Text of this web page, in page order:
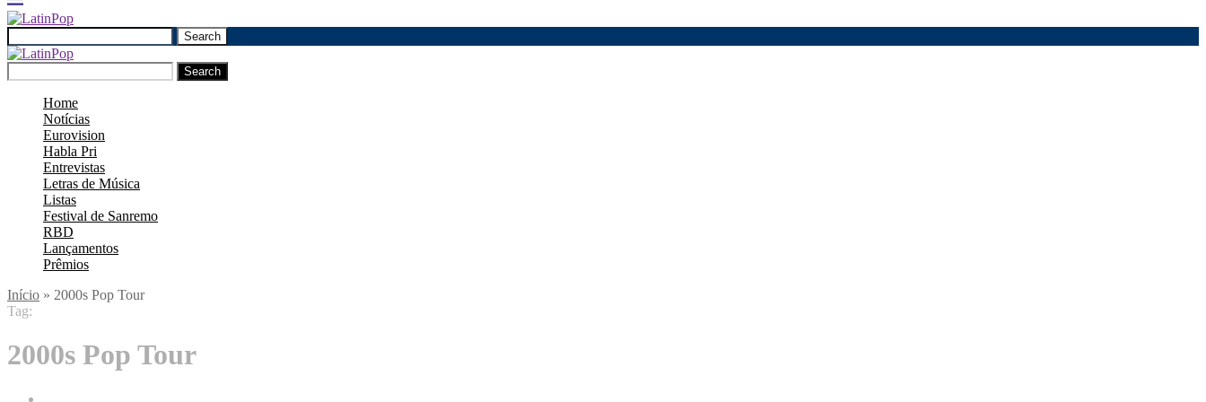
Search
Search
Home
Notícias
Eurovision
Habla Pri
Entrevistas
Letras de Música
Listas
Festival de Sanremo
RBD
Lançamentos
Prêmios
Início » 2000s Pop Tour
Tag:
2000s Pop Tour